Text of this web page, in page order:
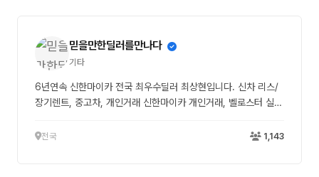
믿을만한딜러를만나다
기타
6년연속 신한마이카 전국 최우수딜러 최상현입니다. 신차 리스/
장기렌트, 중고차, 개인거래 신한마이카 개인거래, 벨로스터 실제
많아지면서 신한마이카 개인거래 문의도 함께 늘고 있습니다. 최
전국 1,143